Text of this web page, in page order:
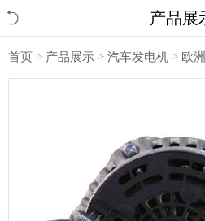
产品展
首页 > 产品展示 > 汽车发电机 > 欧